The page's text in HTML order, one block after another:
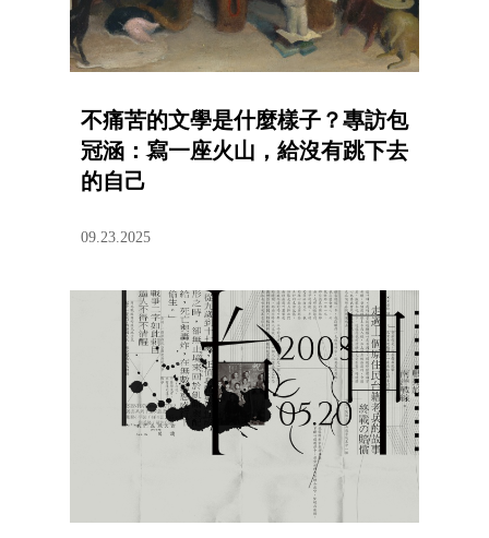
不痛苦的文學是什麼樣子？專訪包
冠涵：寫一座火山，給沒有跳下去
的自己
09.23.2025